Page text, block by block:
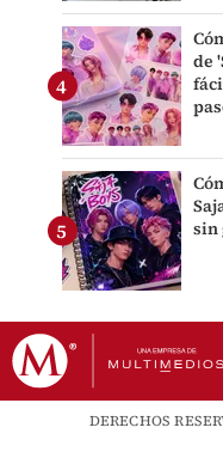
de
sin
DERECHOS